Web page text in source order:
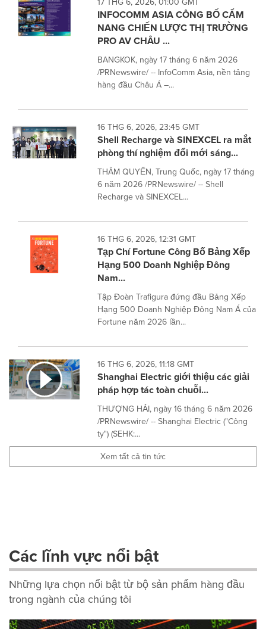
INFOCOMM ASIA CÔNG BỐ CẨM
NANG CHIẾN LƯỢC THỊ TRƯỜNG
PRO AV CHÂU ...
BANGKOK, ngày 17 tháng 6 năm 2026
/PRNewswire/ -- InfoComm Asia, nền tảng
hàng đầu Châu Á –...
16 THG 6, 2026, 23:45 GMT
Shell Recharge và SINEXCEL ra mắt
phòng thí nghiệm đổi mới sáng...
THÂM QUYẾN, Trung Quốc, ngày 17 tháng
6 năm 2026 /PRNewswire/ -- Shell
Recharge và SINEXCEL...
16 THG 6, 2026, 12:31 GMT
Tạp Chí Fortune Công Bố Bảng Xếp
Hạng 500 Doanh Nghiệp Đông
Nam...
Tập Đoàn Trafigura đứng đầu Bảng Xếp
Hạng 500 Doanh Nghiệp Đông Nam Á của
Fortune năm 2026 lần...
16 THG 6, 2026, 11:18 GMT
Shanghai Electric giới thiệu các giải
pháp hợp tác toàn chuỗi...
THƯỢNG HẢI, ngày 16 tháng 6 năm 2026
/PRNewswire/ -- Shanghai Electric ("Công
ty") (SEHK:...
Xem tất cả tin tức
Các lĩnh vực nổi bật
Những lựa chọn nổi bật từ bộ sản phẩm hàng đầu
trong ngành của chúng tôi